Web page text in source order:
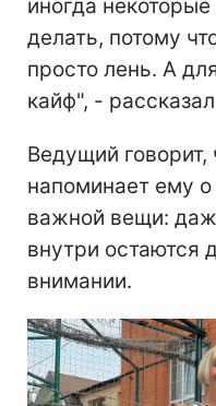
иногда
делать, потому
просто лень. А
кайф", -
Ведущий
напоминает ему
важной вещи:
внутри остаются
внимании.